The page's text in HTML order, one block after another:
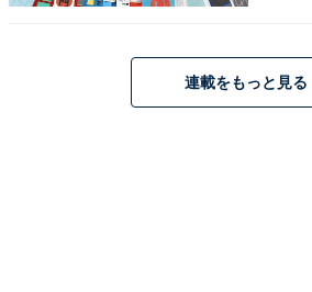
抑えた1位は？
連載をもっと見る